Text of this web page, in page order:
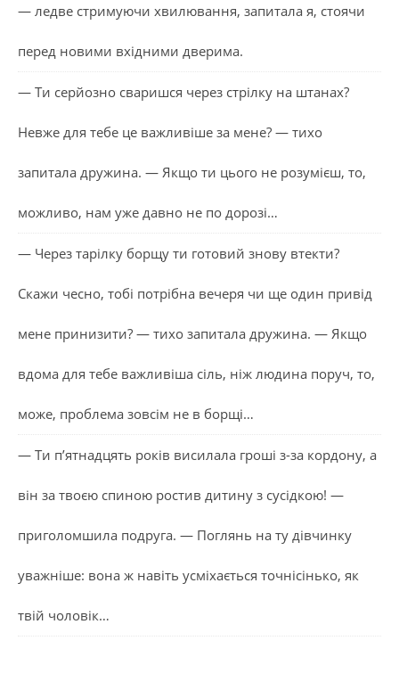
— ледве стримуючи хвилювання, запитала я, стоячи
перед новими вхідними дверима.
— Ти серйозно сваришся через стрілку на штанах?
Невже для тебе це важливіше за мене? — тихо
запитала дружина. — Якщо ти цього не розумієш, то,
можливо, нам уже давно не по дорозі…
— Через тарілку борщу ти готовий знову втекти?
Скажи чесно, тобі потрібна вечеря чи ще один привід
мене принизити? — тихо запитала дружина. — Якщо
вдома для тебе важливіша сіль, ніж людина поруч, то,
може, проблема зовсім не в борщі…
— Ти п’ятнадцять років висилала гроші з-за кордону, а
він за твоєю спиною ростив дитину з сусідкою! —
приголомшила подруга. — Поглянь на ту дівчинку
уважніше: вона ж навіть усміхається точнісінько, як
твій чоловік…